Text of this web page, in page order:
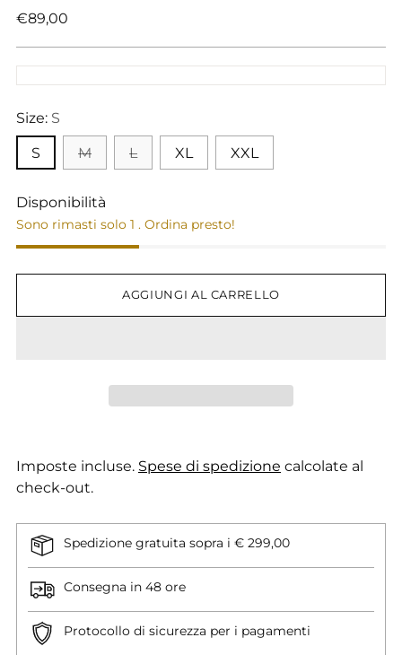
Prezzo
€89,00
Size: S
S
M L XL XXL
Disponibilità
Sono rimasti solo 1 . Ordina presto!
AGGIUNGI AL CARRELLO
Imposte incluse. Spese di spedizione calcolate al
check-out.
Spedizione gratuita sopra i € 299,00
Consegna in 48 ore
Protocollo di sicurezza per i pagamenti